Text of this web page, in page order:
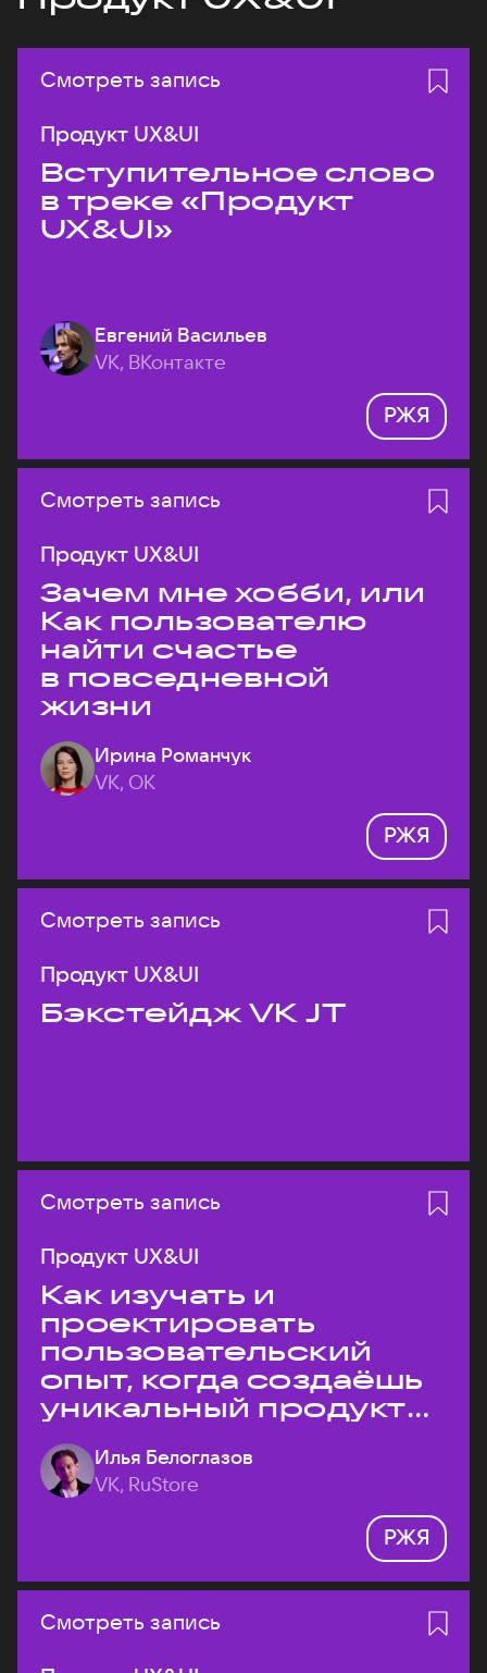
Смотреть запись
Продукт UX&UI
Вступительное слово
в треке «Продукт
UX&UI»
Евгений Васильев
VK, ВКонтакте
РЖЯ
Смотреть запись
Продукт UX&UI
Зачем мне хобби, или
Как пользователю
найти счастье
в повседневной
жизни
Ирина Романчук
VK, ОК
РЖЯ
Смотреть запись
Продукт UX&UI
Бэкстейдж VK JT
Смотреть запись
Продукт UX&UI
Как изучать и
проектировать
пользовательский
опыт, когда создаёшь
уникальный продукт
на рынке?
Илья Белоглазов
VK, RuStore
РЖЯ
Смотреть запись